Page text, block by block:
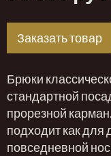
Заказать товар
Брюки
стандартной
прорезной
подходит как для
повседневной